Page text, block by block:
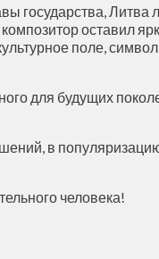
государства, Литва
оставил
поле,
для будущих
в
человека!